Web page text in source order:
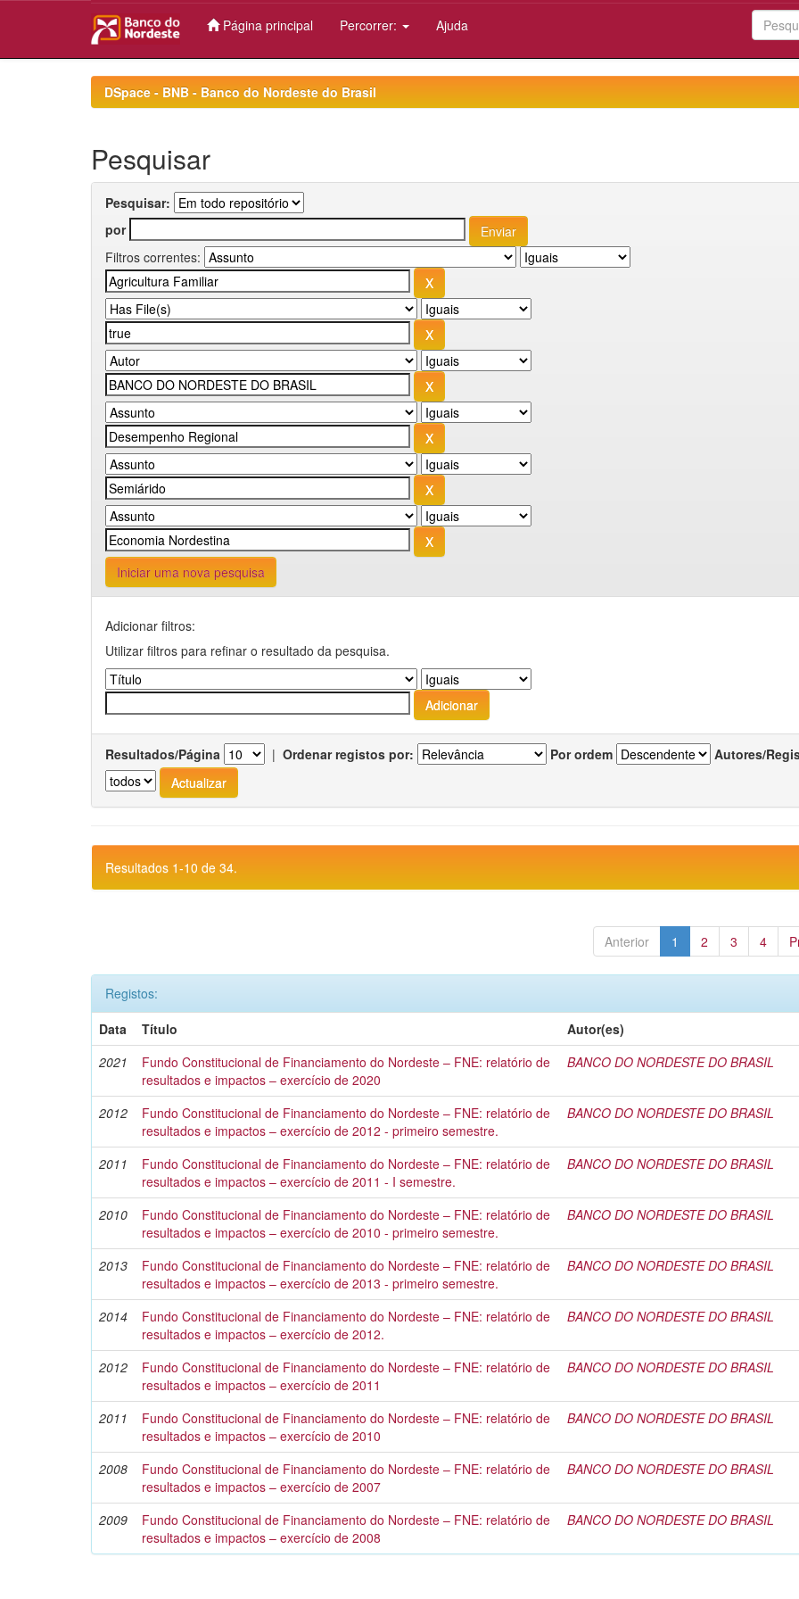
Página principal Percorrer: Ajuda
DSpace - BNB - Banco do Nordeste do Brasil
Pesquisar
Pesquisar:
por
Filtros correntes:
Iniciar uma nova pesquisa
Adicionar filtros:
Utilizar filtros para refinar o resultado da pesquisa.
Resultados/Página | Ordenar registos por: Por ordem Autores/
Resultados 1-10 de 34.
Anterior 1 2 3 4
Registos:
Data
Título
Autor(es)
2021
Fundo Constitucional de Financiamento do Nordeste – FNE: relatório de
resultados e impactos – exercício de 2020
BANCO DO NORDESTE DO BRASIL
2012
Fundo Constitucional de Financiamento do Nordeste – FNE: relatório de
resultados e impactos – exercício de 2012 - primeiro semestre.
BANCO DO NORDESTE DO BRASIL
2011
Fundo Constitucional de Financiamento do Nordeste – FNE: relatório de
resultados e impactos – exercício de 2011 - I semestre.
BANCO DO NORDESTE DO BRASIL
2010
Fundo Constitucional de Financiamento do Nordeste – FNE: relatório de
resultados e impactos – exercício de 2010 - primeiro semestre.
BANCO DO NORDESTE DO BRASIL
2013
Fundo Constitucional de Financiamento do Nordeste – FNE: relatório de
resultados e impactos – exercício de 2013 - primeiro semestre.
BANCO DO NORDESTE DO BRASIL
2014
Fundo Constitucional de Financiamento do Nordeste – FNE: relatório de
resultados e impactos – exercício de 2012.
BANCO DO NORDESTE DO BRASIL
2012
Fundo Constitucional de Financiamento do Nordeste – FNE: relatório de
resultados e impactos – exercício de 2011
BANCO DO NORDESTE DO BRASIL
2011
Fundo Constitucional de Financiamento do Nordeste – FNE: relatório de
resultados e impactos – exercício de 2010
BANCO DO NORDESTE DO BRASIL
2008
Fundo Constitucional de Financiamento do Nordeste – FNE: relatório de
resultados e impactos – exercício de 2007
BANCO DO NORDESTE DO BRASIL
2009
Fundo Constitucional de Financiamento do Nordeste – FNE: relatório de
resultados e impactos – exercício de 2008
BANCO DO NORDESTE DO BRASIL